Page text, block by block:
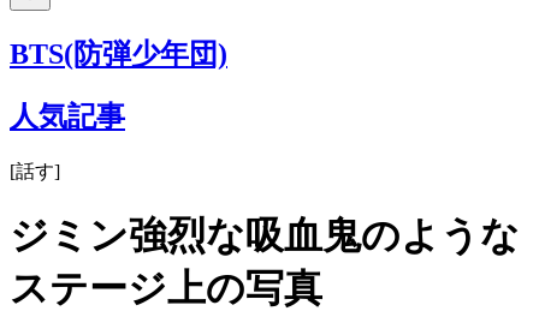
BTS(防弾少年団)
人気記事
[話す]
ジミン強烈な吸血鬼のような
ステージ上の写真